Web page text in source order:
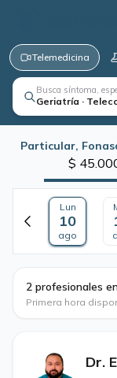
Telemedicina
Busca síntoma,
Geriatría ·
Particular,
$
Lun
10
ago
2 profesionales
Primera hora
Dr.